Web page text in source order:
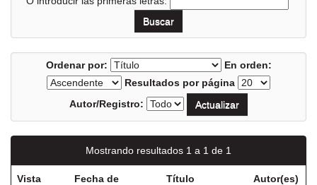
Ordenar por:
En orden:
Resultados por página
Autor/Registro:
Mostrando resultados 1 a 1 de 1
Vista
Fecha de
Título Autor(es)